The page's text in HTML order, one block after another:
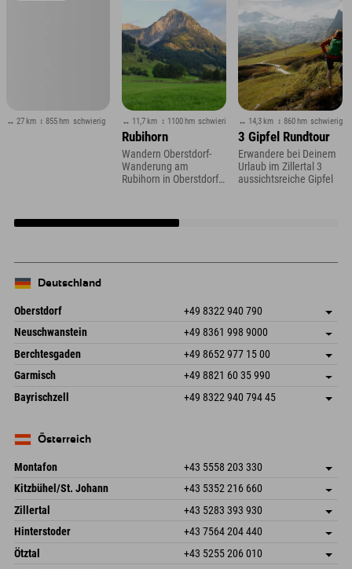
↔ 27 km ↕ 855 hm schwierig ↔ 11,7 km ↕ 1100 hm schwierig
Rubihorn
Wandern Oberstdorf-
Wanderung am
Rubihorn in Oberstdorf
↔ 14,3 km ↕ 860 hm schwierig
3 Gipfel Rundtour
Erwandere bei Deinem
Urlaub im Zillertal 3
aussichtsreiche Gipfel
Deutschland
Oberstdorf +49 8322 940 790
An der Breitach 3
Deutschland
Adresse speichern
Buchen
Neuschwanstein +49 8361 998 9000
An der Riese 45
87484 Nesselwang im Allgäu
Deutschland
Adresse speichern
Anreiseinfos
Buchen
Berchtesgaden +49 8652 977 15 00
Hofreitstr. 7
Deutschland
Adresse speichern
Buchen
Garmisch +49 8821 60 35 990
Frickenstraße 22
82490 Farchant
Adresse speichern
Anreiseinfos
Bayrischzell +49 8322 940 794 45
Deutschland
Österreich
Montafon +43 5558 203 330
Dorfstr. 127b
6793 Gaschurn/Montafon
Österreich
Adresse speichern
Buchen
Kitzbühel/St. Johann +43 5352 216 660
Speckbacherstraße 87
6380 St. Johann in Tirol
Österreich
Adresse speichern
Anreiseinfos
Buchen
Zillertal +43 5283 393 930
Schmiedau 2
Österreich
Adresse speichern
Buchen
Hinterstoder +43 7564 204 440
Freizeitpark 10
4573 Hinterstoder
Adresse speichern
Anreiseinfos
Ötztal +43 5255 206 010